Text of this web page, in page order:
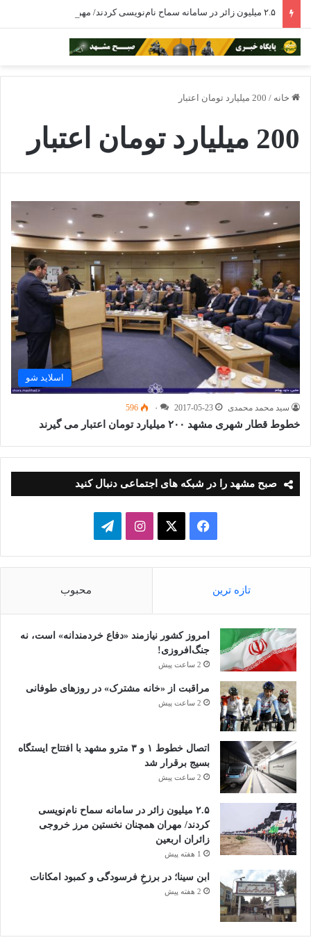
خانه / 200 میلیارد تومان اعتبار
200 میلیارد تومان اعتبار
اسلاید شو
سید محمد محمدی 2017-05-23 ۰ 596
خطوط قطار شهری مشهد ۲۰۰ میلیارد تومان اعتبار می گیرند
صبح مشهد را در شبکه های اجتماعی دنبال کنید
فیسبوک ایکساینستاگرامتلگرام
تازه ترین محبوب
امروز کشور نیازمند «دفاع خردمندانه» است، نه
جنگ‌افروزی!
2 ساعت پیش
مراقبت از «خانه مشترک» در روزهای طوفانی
2 ساعت پیش
اتصال خطوط ۱ و ۳ مترو مشهد با افتتاح ایستگاه
بسیج برقرار شد
2 ساعت پیش
۲.۵ میلیون زائر در سامانه سماح نام‌نویسی
کردند/ مهران همچنان نخستین مرز خروجی
زائران اربعین
1 هفته پیش
ابن سینا؛ در برزخِ فرسودگی و کمبود امکانات
2 هفته پیش